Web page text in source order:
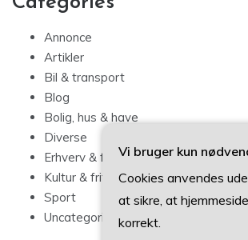
Annonce
Artikler
Bil & transport
Blog
Bolig, hus & have
Diverse
Erhverv & forbrug
Kultur & fritid
Sport
Uncategorized
Vi bruger kun
Cookies anvendes
at sikre, at
korrekt.